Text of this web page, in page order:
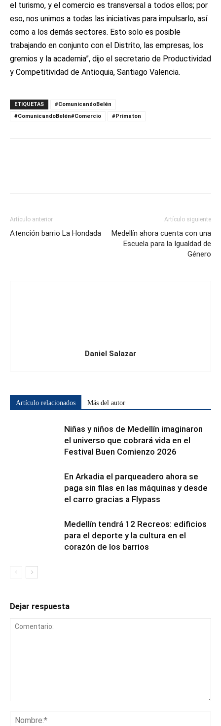
el turismo, y el comercio es transversal a todos ellos; por
eso, nos unimos a todas las iniciativas para impulsarlo, así
como a los demás sectores. Esto solo es posible
trabajando en conjunto con el Distrito, las empresas, los
gremios y la academia”, dijo el secretario de Productividad
y Competitividad de Antioquia, Santiago Valencia.
ETIQUETAS
#ComunicandoBelén
#ComunicandoBelén#Comercio
#Primaton
Artículo anterior
Atención barrio La Hondada
Artículo siguiente
Medellín ahora cuenta con una
Escuela para la Igualdad de
Género
Daniel Salazar
Artículo relacionados Más del autor
Niñas y niños de Medellín imaginaron
el universo que cobrará vida en el
Festival Buen Comienzo 2026
En Arkadia el parqueadero ahora se
paga sin filas en las máquinas y desde
el carro gracias a Flypass
Medellín tendrá 12 Recreos: edificios
para el deporte y la cultura en el
corazón de los barrios
Dejar respuesta